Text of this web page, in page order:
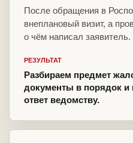
После обращения в
внеплановый визит, а
о чём написал заявитель.
РЕЗУЛЬТАТ
Разбираем предмет
документы в порядок
ответ ведомству.